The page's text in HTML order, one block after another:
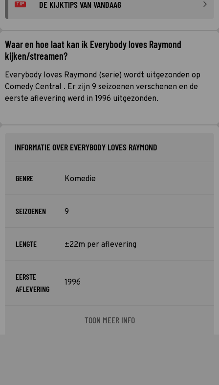
TIP DE KIJKTIPS VAN VANDAAG
Waar en hoe laat kan ik Everybody loves Raymond
kijken/streamen?
Everybody loves Raymond (serie) wordt uitgezonden op
Comedy Central . Er zijn 9 seizoenen verschenen en de
eerste aflevering werd in 1996 uitgezonden.
INFORMATIE OVER EVERYBODY LOVES RAYMOND
GENRE Komedie
SEIZOENEN 9
LENGTE ±22m per aflevering
EERSTE
AFLEVERING
1996
TOON MEER INFO